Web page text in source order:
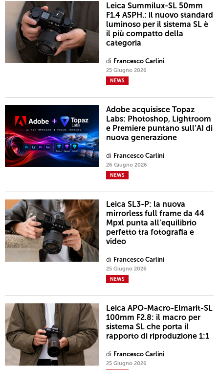
Leica Summilux-SL 50mm
F1.4 ASPH.: il nuovo standard
luminoso per il sistema SL è
il più compatto della
categoria
di Francesco Carlini
25 Giugno 2026
NEWS
Adobe acquisisce Topaz
Labs: Photoshop, Lightroom
e Premiere puntano sull’AI di
nuova generazione
di Francesco Carlini
26 Giugno 2026
NEWS
Leica SL3-P: la nuova
mirrorless full frame da 44
Mpxl punta all’equilibrio
perfetto tra fotografia e
video
di Francesco Carlini
25 Giugno 2026
NEWS
Leica APO-Macro-Elmarit-SL
100mm F2.8: il macro per
sistema SL che porta il
rapporto di riproduzione 1:1
di Francesco Carlini
25 Giugno 2026